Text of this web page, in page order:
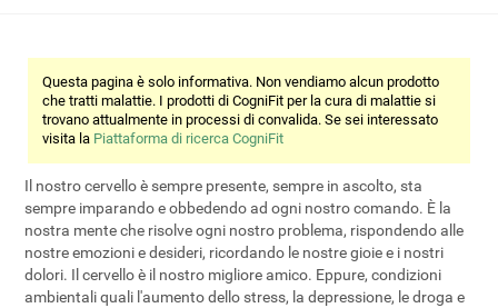
Questa pagina è solo informativa. Non vendiamo alcun prodotto
che tratti malattie. I prodotti di CogniFit per la cura di malattie si
trovano attualmente in processi di convalida. Se sei interessato
visita la Piattaforma di ricerca CogniFit
Il nostro cervello è sempre presente, sempre in ascolto, sta
sempre imparando e obbedendo ad ogni nostro comando. È la
nostra mente che risolve ogni nostro problema, rispondendo alle
nostre emozioni e desideri, ricordando le nostre gioie e i nostri
dolori. Il cervello è il nostro migliore amico. Eppure, condizioni
ambientali quali l'aumento dello stress, la depressione, le droga e